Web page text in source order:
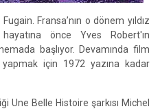
Fransa’nın o dönem yıldız
hayatına önce Yves Robert'ın
başlıyor. Devamında film
için 1972 yazına kadar
Une Belle Histoire şarkısı Michel